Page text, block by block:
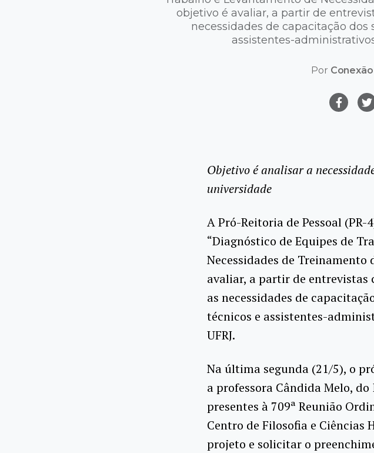
objetivo é avaliar, a partir de
necessidades de capacitação
assistentes-
Por Conexão
Objetivo é analisar a
universidade
A Pró-Reitoria de Pessoal
“Diagnóstico de Equipes de
Necessidades de Treinamento
avaliar, a partir de entrevistas
as necessidades de
técnicos e assistentes-
UFRJ.
Na última segunda (21/5), o
a professora Cândida Melo,
presentes à 709ª Reunião
Centro de Filosofia e Ciências
projeto e solicitar o